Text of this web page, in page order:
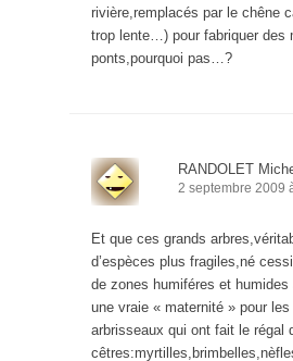
rivière,remplacés par le chêne
trop lente…) pour fabriquer des
ponts,pourquoi pas…?
RANDOLET
2 septembre 2009
Et que ces grands
d’espèces plus fragiles,né
de zones humiféres et
une vraie « maternité » pour
arbrisseaux qui ont fait le régal